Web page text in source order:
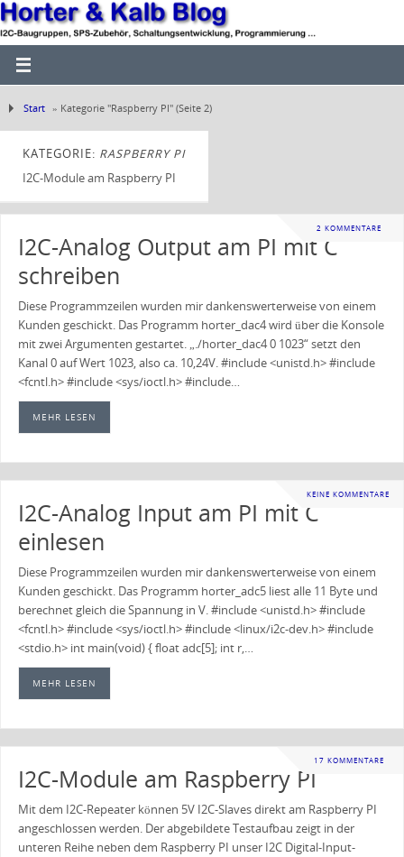
Start » Kategorie "Raspberry PI" (Seite 2)
KATEGORIE: RASPBERRY PI
I2C-Module am Raspberry PI
2 KOMMENTARE
I2C-Analog Output am PI mit C
schreiben
Diese Programmzeilen wurden mir dankenswerterweise von einem
Kunden geschickt. Das Programm horter_dac4 wird über die Konsole
mit zwei Argumenten gestartet. „./horter_dac4 0 1023“ setzt den
Kanal 0 auf Wert 1023, also ca. 10,24V. #include <unistd.h> #include
<fcntl.h> #include <sys/ioctl.h> #include…
MEHR LESEN
KEINE KOMMENTARE
I2C-Analog Input am PI mit C
einlesen
Diese Programmzeilen wurden mir dankenswerterweise von einem
Kunden geschickt. Das Programm horter_adc5 liest alle 11 Byte und
berechnet gleich die Spannung in V. #include <unistd.h> #include
<fcntl.h> #include <sys/ioctl.h> #include <linux/i2c-dev.h> #include
<stdio.h> int main(void) { float adc[5]; int r,…
MEHR LESEN
17 KOMMENTARE
I2C-Module am Raspberry PI
Mit dem I2C-Repeater können 5V I2C-Slaves direkt am Raspberry PI
angeschlossen werden. Der abgebildete Testaufbau zeigt in der
unteren Reihe neben dem Raspberry PI unser I2C Digital-Input-